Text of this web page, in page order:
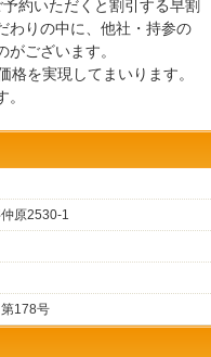
約いただくと割引する早割
わりの中に、他社・持参の
ございます。
格を実現してまいります。
原2530-1
178号